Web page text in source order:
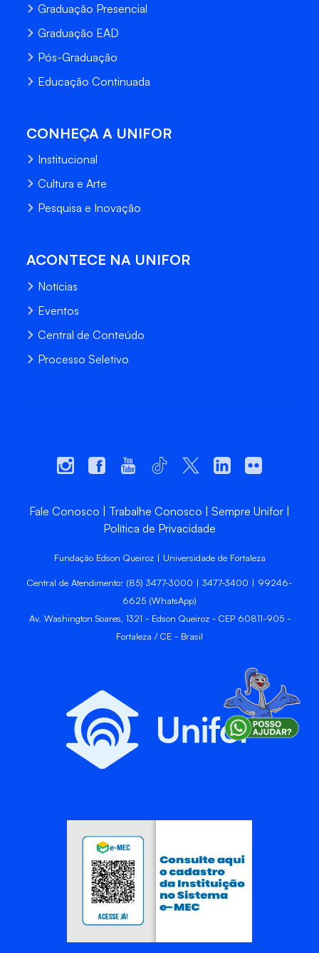
Graduação Presencial
Graduação EAD
Pós-Graduação
Educação Continuada
CONHEÇA A UNIFOR
Institucional
Cultura e Arte
Pesquisa e Inovação
ACONTECE NA UNIFOR
Notícias
Eventos
Central de Conteúdo
Processo Seletivo
Fale Conosco Trabalhe Conosco
Sempre Unifor
Política de Privacidade
Fundação Edson Queiroz | Universidade de Fortaleza
Central de Atendimento: (85) 3477-3000 | 3477-3400 | 99246-
6625 (WhatsApp)
Av. Washington Soares, 1321 - Edson Queiroz - CEP 60811-905 -
Fortaleza / CE - Brasil